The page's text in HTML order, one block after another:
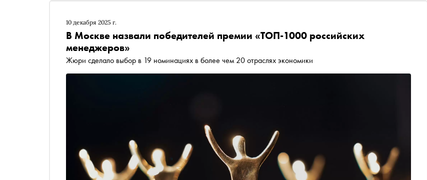
10 декабря 2025 г.
В Москве назвали победителей премии «ТОП-1000 российских
менеджеров»
Жюри сделало выбор в 19 номинациях в более чем 20 отраслях экономики